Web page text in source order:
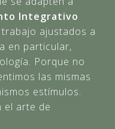
Integrativo
ajustados a
en particular,
Porque no
las mismas
estímulos.
el arte de